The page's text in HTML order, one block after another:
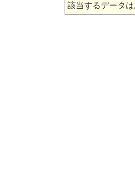
該当するデータ